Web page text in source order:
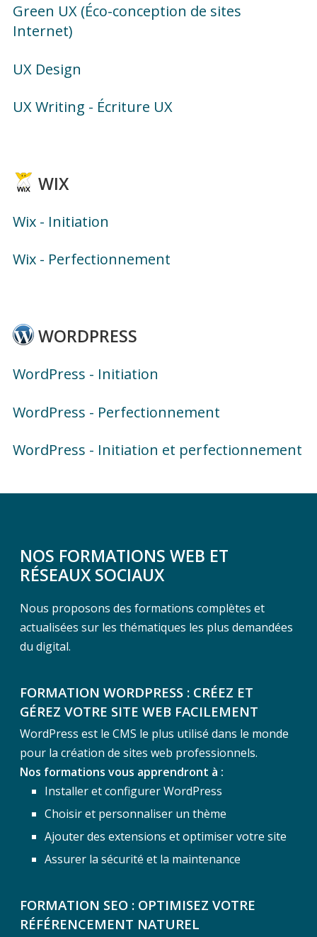
Green UX (Éco-conception de sites
Internet)
UX Design
UX Writing - Écriture UX
WIX
Wix - Initiation
Wix - Perfectionnement
WORDPRESS
WordPress - Initiation
WordPress - Perfectionnement
WordPress - Initiation et perfectionnement
NOS FORMATIONS WEB ET
RÉSEAUX SOCIAUX
Nous proposons des formations complètes et
actualisées sur les thématiques les plus demandées
du digital.
FORMATION WORDPRESS : CRÉEZ ET
GÉREZ VOTRE SITE WEB FACILEMENT
WordPress est le CMS le plus utilisé dans le monde
pour la création de sites web professionnels.
Nos formations vous apprendront à :
Installer et configurer WordPress
Choisir et personnaliser un thème
Ajouter des extensions et optimiser votre site
Assurer la sécurité et la maintenance
FORMATION SEO : OPTIMISEZ VOTRE
RÉFÉRENCEMENT NATUREL